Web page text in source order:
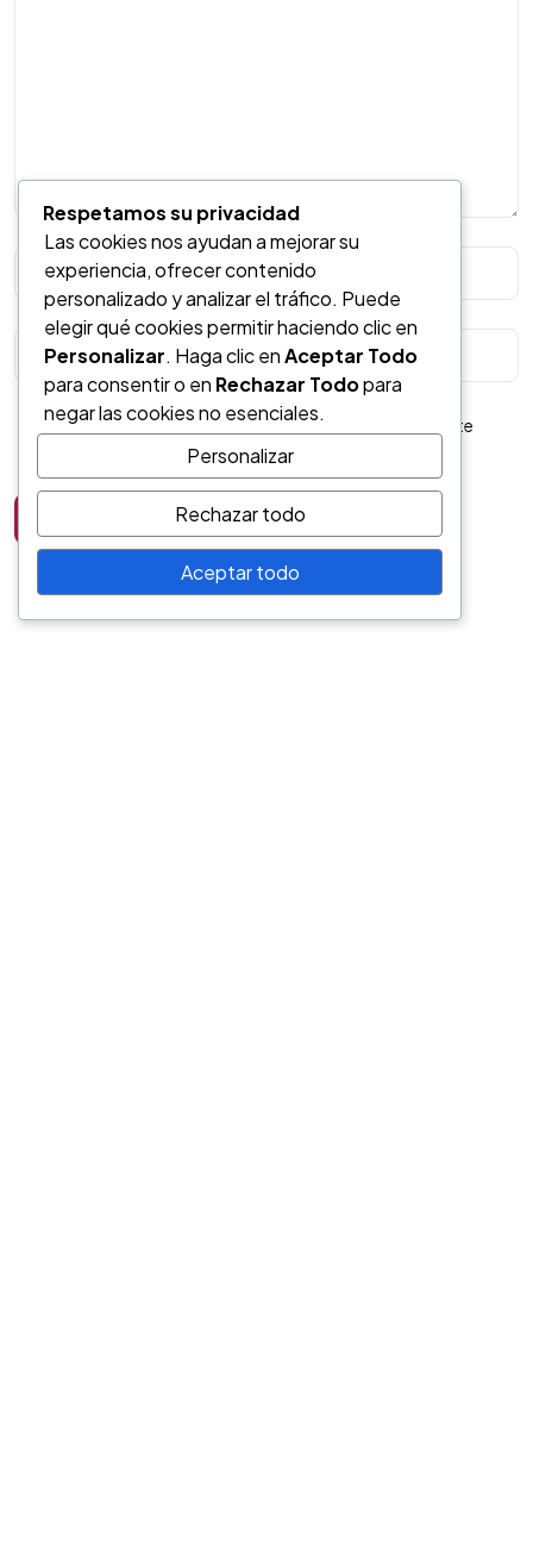
Guarda mi nombre, correo electrónico y web en este
navegador para la próxima vez que comente.
¿Tienes un
PROYECTO?
Contáctanos
©2026 Gescol S.A.S. BIC, Todos los Derechos Reservados.
Bogotá, Colombia.
Respetamos su privacidad
Las cookies nos ayudan a mejorar su
experiencia, ofrecer contenido
personalizado y analizar el tráfico. Puede
elegir qué cookies permitir haciendo clic en
Personalizar. Haga clic enAceptar Todo
para consentir o en Rechazar Todopara
negar las cookies no esenciales.
Personalizar
Rechazar todo
Aceptar todo